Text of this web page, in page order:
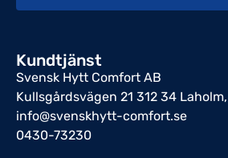
Kundtjänst
Svensk Hytt Comfort AB
Kullsgårdsvägen 21 312 34
info@svenskhytt-comfort.se
0430-73230